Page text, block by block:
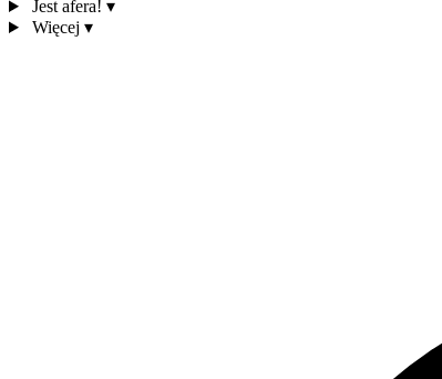
Jest afera! ▾
Więcej ▾